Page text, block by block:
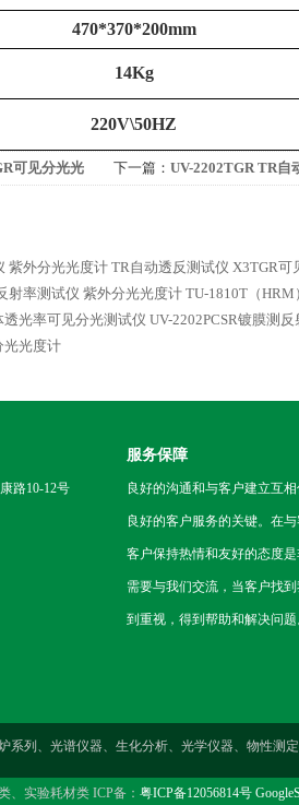
470*370*200mm
14Kg
220V\50HZ
可见分光光
下一篇： UV-2202TGR TR自
紫外分光光度计 TR自动透反测试仪 X3TGR可
射率测试仪 紫外分光光度计TU-1810T（
透光率可见分光测试仪 UV-2202PCSR镀膜测
光光度计
路10-12号
服务保障
良好的沟通和与客户建立互
良好的客户服务的关键。在
客户保持热情和友好的态度
需要与我们交流，当客户找
到重视，得到帮助和解决问题
列、光谱仪器、生化分析、光学仪器、物性测
、实验耗材类 ICP备： 粤ICP备12056814号